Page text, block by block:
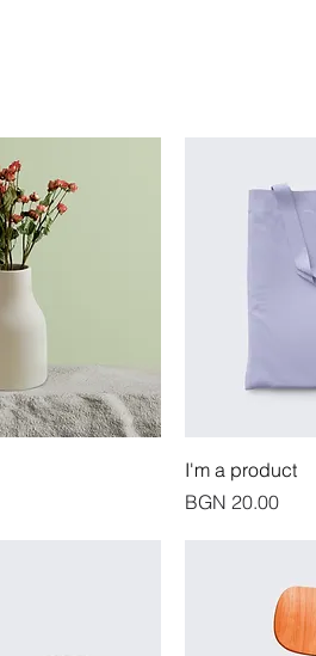
I'm a product
價格
BGN 20.00